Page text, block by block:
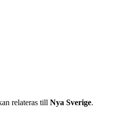
relateras till Nya Sverige.